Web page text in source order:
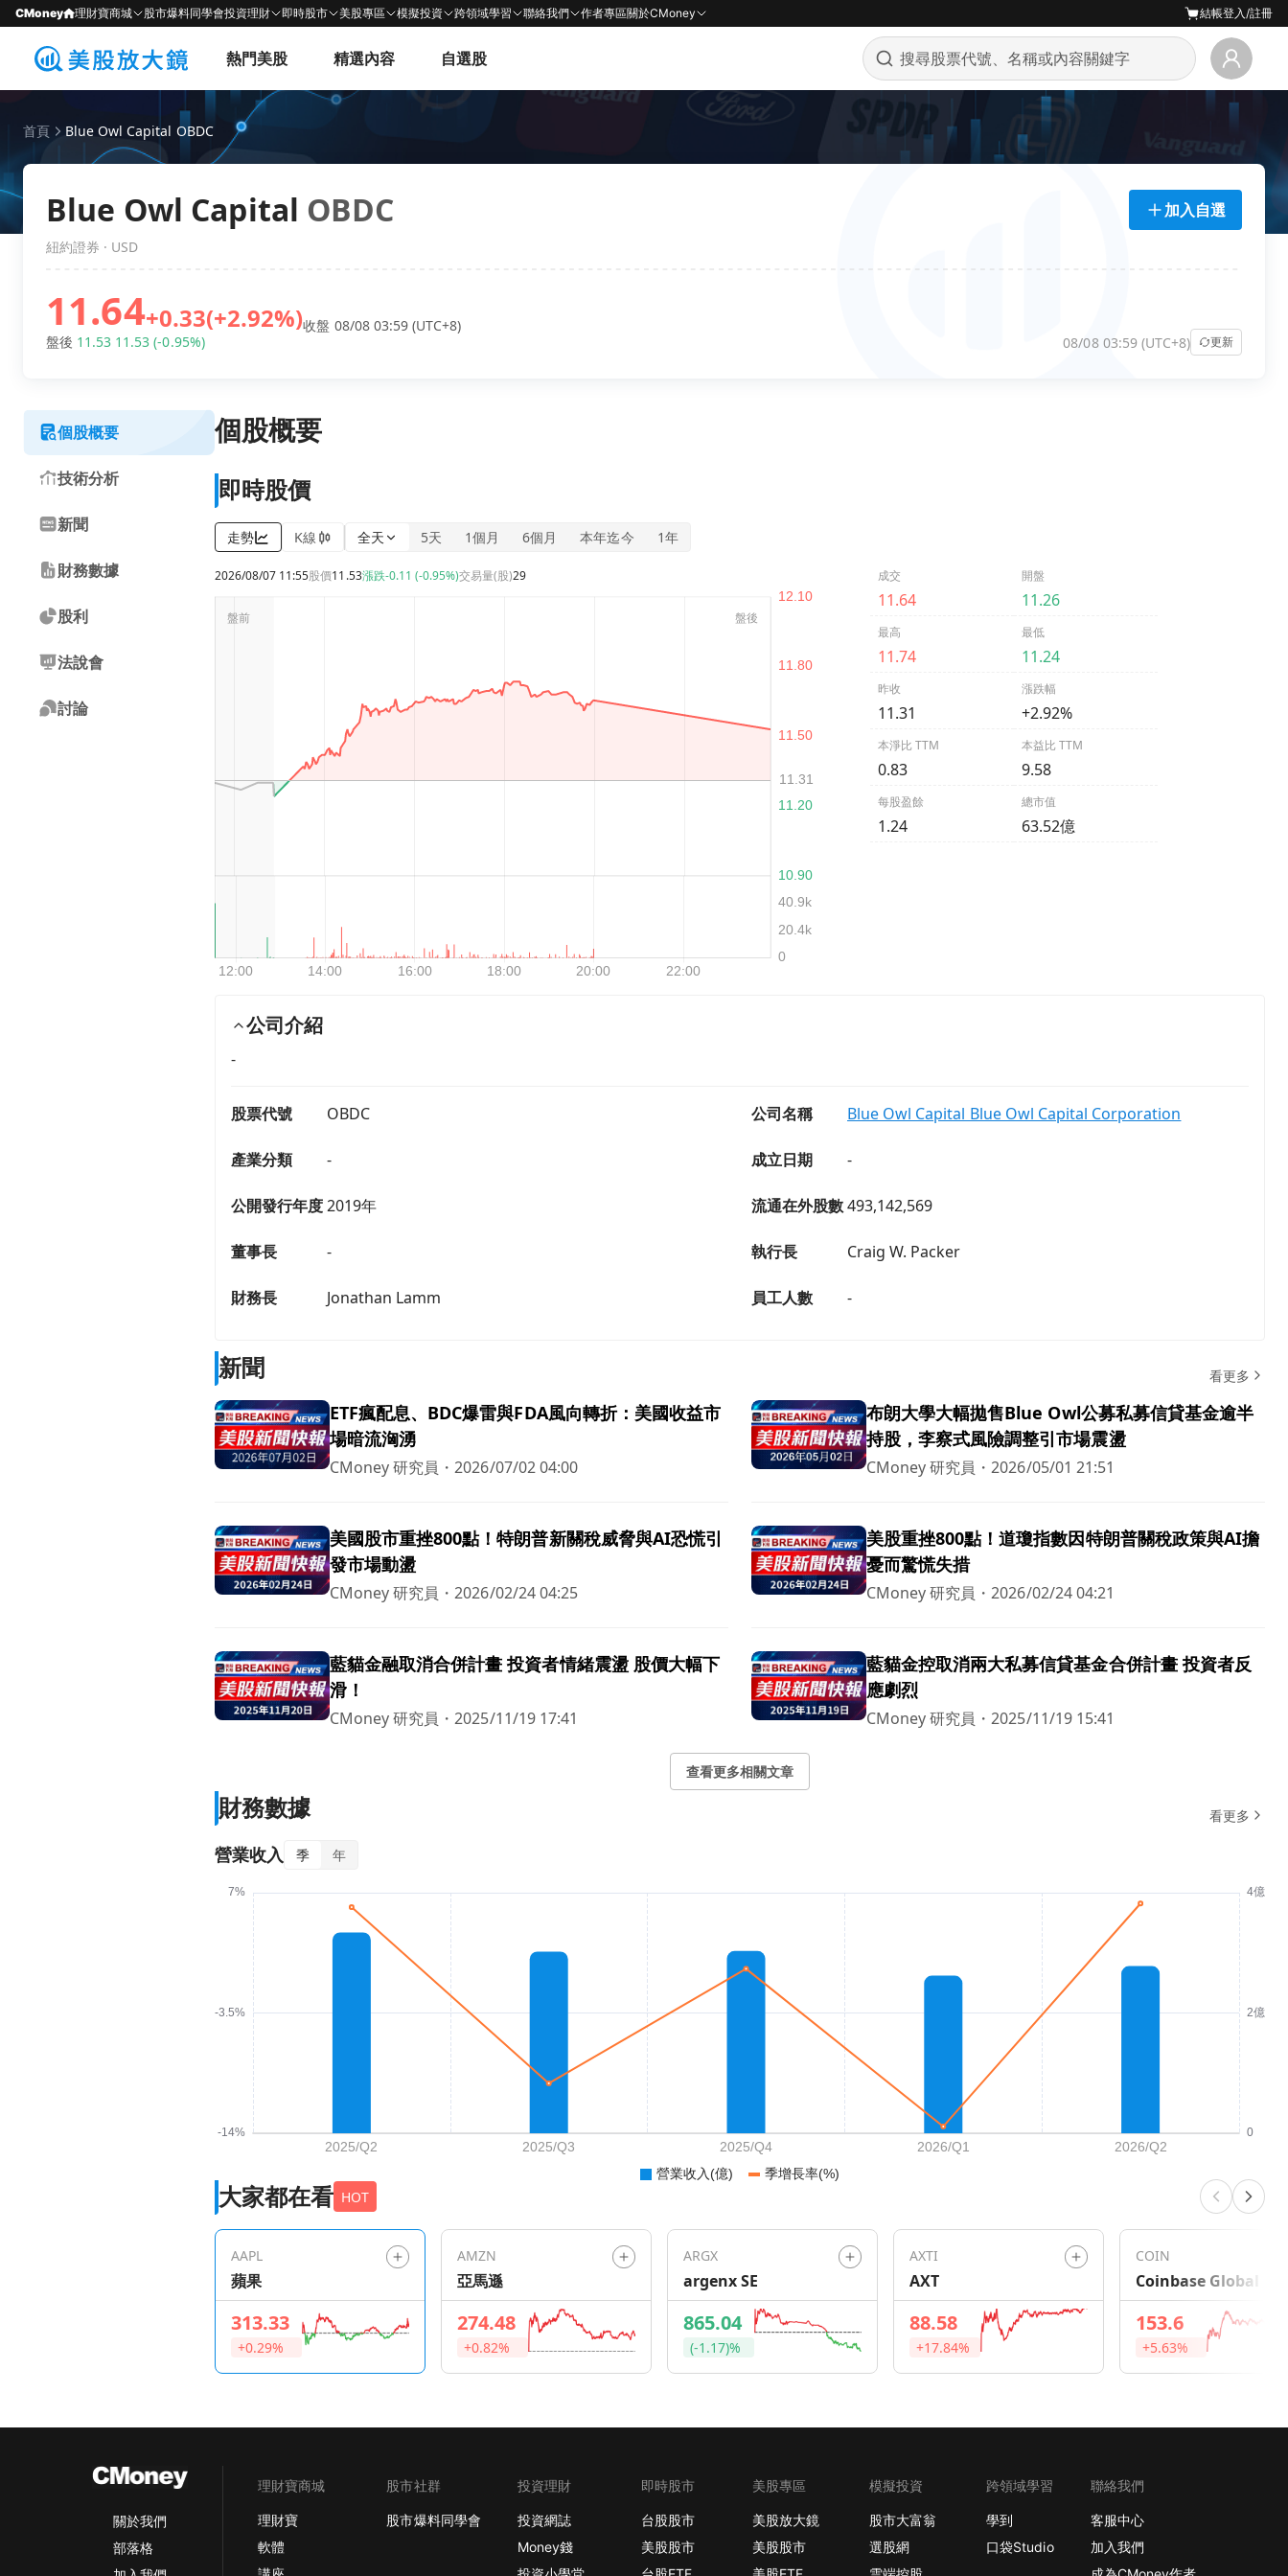
CMoney 理財寶商城 股市爆料同學會投資理財 即時股市 美股專區 模擬投資 跨領域學習 聯絡我們 作者專區關於CMoney 結帳登入/註冊
熱門美股 精選內容 自選股
首頁 Blue Owl Capital OBDC
Blue Owl Capital OBDC 加入自選
紐約證券 · USD
11.64+0.33(+2.92%)收盤 08/08 03:59 (UTC+8)
盤後 11.53 11.53(-0.95%) 08/08 03:59 (UTC+8) 更新
個股概要
技術分析
新聞
財務數據
股利
法說會
討論
個股概要
即時股價
走勢 K線 全天 5天 1個月 6個月 本年迄今 1年
2026/08/07 11:55股價11.53漲跌-0.11 (-0.95%)交易量(股)29 成交
11.64
開盤
11.26
最高
11.74
最低
11.24
昨收
11.31
漲跌幅
+2.92%
本淨比 TTM
0.83
本益比 TTM
9.58
每股盈餘
1.24
總市值
63.52億
公司介紹
-
股票代號 OBDC 公司名稱 Blue Owl Capital Blue Owl Capital Corporation
產業分類 - 成立日期 -
公開發行年度2019年 流通在外股數493,142,569
董事長 - 執行長 Craig W. Packer
財務長 Jonathan Lamm 員工人數 -
新聞 看更多
ETF瘋配息、BDC爆雷與FDA風向轉折：美國收益市
場暗流洶湧
CMoney 研究員 ・2026/07/02 04:00
布朗大學大幅拋售Blue Owl公募私募信貸基金逾半
持股，李察式風險調整引市場震盪
CMoney 研究員 ・2026/05/01 21:51
美國股市重挫800點！特朗普新關稅威脅與AI恐慌引
發市場動盪
CMoney 研究員 ・2026/02/24 04:25
美股重挫800點！道瓊指數因特朗普關稅政策與AI擔
憂而驚慌失措
CMoney 研究員 ・2026/02/24 04:21
藍貓金融取消合併計畫 投資者情緒震盪 股價大幅下
滑！
CMoney 研究員 ・2025/11/19 17:41
藍貓金控取消兩大私募信貸基金合併計畫 投資者反
應劇烈
CMoney 研究員 ・2025/11/19 15:41
查看更多相關文章
財務數據 看更多
營業收入 季 年
大家都在看 HOT
AAPL
蘋果
313.33
+0.29%
AMZN
亞馬遜
274.48
+0.82%
ARGX
argenx SE
865.04
(-1.17)%
AXTI
AXT
88.58
+17.84%
COIN
Coinbase Global
153.6
+5.63%
關於我們
部落格
理財寶商城
理財寶
軟體
股市社群
股市爆料同學會
投資理財
投資網誌
Money錢
即時股市
台股股市
美股股市
美股專區
美股放大鏡
美股股市
模擬投資
股市大富翁
選股網
跨領域學習
學到
口袋Studio
聯絡我們
客服中心
加入我們